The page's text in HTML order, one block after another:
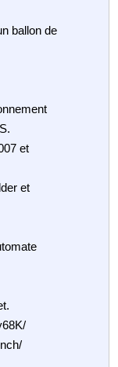
ballon de
et
et